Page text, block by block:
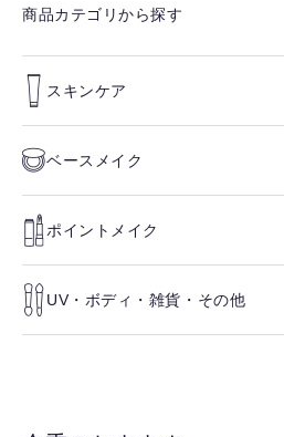
商品カテゴリから探す
スキンケア
ベースメイク
ポイントメイク
UV・ボディ・雑貨・その他